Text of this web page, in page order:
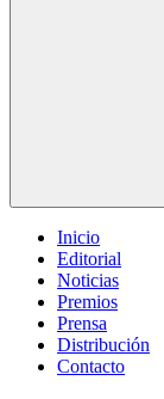
Inicio
Editorial
Noticias
Premios
Prensa
Distribución
Contacto